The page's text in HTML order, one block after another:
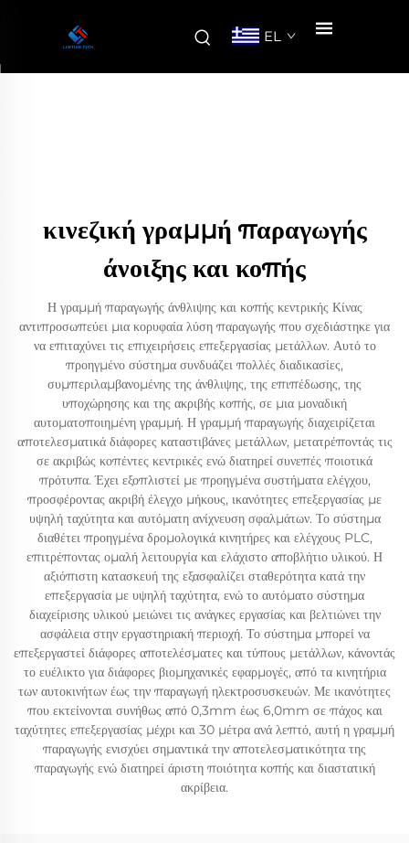
EL
κινεζική γραμμή παραγωγής
άνοιξης και κοπής
Η γραμμή παραγωγής άνθλιψης και κοπής κεντρικής Κίνας
αντιπροσωπεύει μια κορυφαία λύση παραγωγής που σχεδιάστηκε για
να επιταχύνει τις επιχειρήσεις επεξεργασίας μετάλλων. Αυτό το
προηγμένο σύστημα συνδυάζει πολλές διαδικασίες,
συμπεριλαμβανομένης της άνθλιψης, της επιπέδωσης, της
υποχώρησης και της ακριβής κοπής, σε μια μοναδική
αυτοματοποιημένη γραμμή. Η γραμμή παραγωγής διαχειρίζεται
αποτελεσματικά διάφορες καταστιβάνες μετάλλων, μετατρέποντάς τις
σε ακριβώς κοπέντες κεντρικές ενώ διατηρεί συνεπές ποιοτικά
πρότυπα. Έχει εξοπλιστεί με προηγμένα συστήματα ελέγχου,
προσφέροντας ακριβή έλεγχο μήκους, ικανότητες επεξεργασίας με
υψηλή ταχύτητα και αυτόματη ανίχνευση σφαλμάτων. Το σύστημα
διαθέτει προηγμένα δρομολογικά κινητήρες και ελέγχους PLC,
επιτρέποντας ομαλή λειτουργία και ελάχιστο αποβλήτιο υλικού. Η
αξιόπιστη κατασκευή της εξασφαλίζει σταθερότητα κατά την
επεξεργασία με υψηλή ταχύτητα, ενώ το αυτόματο σύστημα
διαχείρισης υλικού μειώνει τις ανάγκες εργασίας και βελτιώνει την
ασφάλεια στην εργαστηριακή περιοχή. Το σύστημα μπορεί να
επεξεργαστεί διάφορες αποτελέσματες και τύπους μετάλλων, κάνοντάς
το ευέλικτο για διάφορες βιομηχανικές εφαρμογές, από τα κινητήρια
των αυτοκινήτων έως την παραγωγή ηλεκτροσυσκευών. Με ικανότητες
που εκτείνονται συνήθως από 0,3mm έως 6,0mm σε πάχος και
ταχύτητες επεξεργασίας μέχρι και 30 μέτρα ανά λεπτό, αυτή η γραμμή
παραγωγής ενισχύει σημαντικά την αποτελεσματικότητα της
παραγωγής ενώ διατηρεί άριστη ποιότητα κοπής και διαστατική
ακρίβεια.